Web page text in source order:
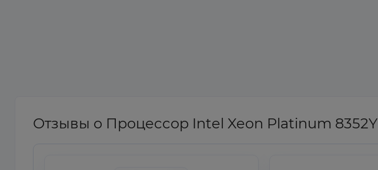
Отзывы о Процессор Intel Xeon Platinum 8352Y